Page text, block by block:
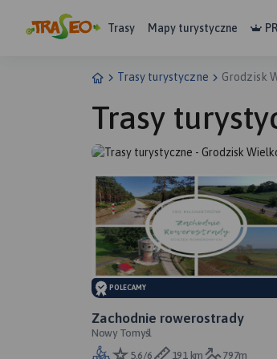
Trasy Mapy turystyczne
Trasy turystyczne Grodzisk
Trasy
POLECAMY
Zachodnie rowerostrady
Nowy Tomyśl
5.6/6
191 km 797m